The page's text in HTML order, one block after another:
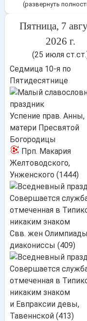
(развернуть
Пятница, 7
2026 г.
(25 июля
Седмица 10-я по
Пятидесятнице
Успение прав. Анны,
матери Пресвятой
Богородицы
Прп. Макария
Желтоводского,
Унженского (1444)
Свв. жен Олимпиады
диакониссы (409)
и Евпраксии девы,
Тавеннской (413)